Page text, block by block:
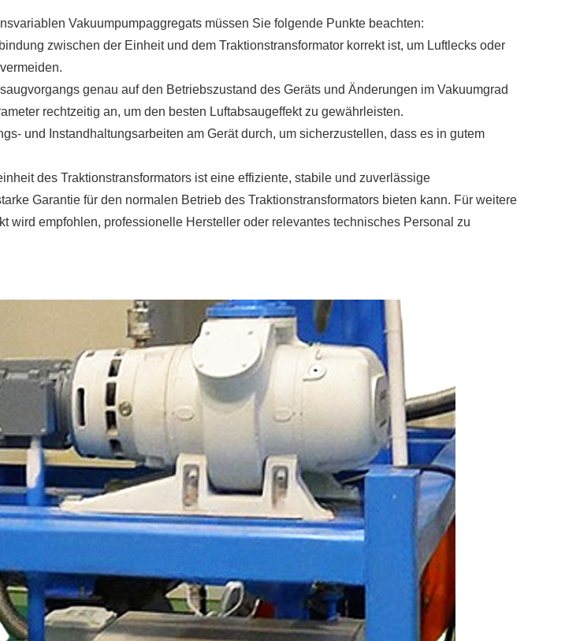
Vakuumpumpaggregats müssen Sie folgende Punkte beachten:
zwischen der Einheit und dem Traktionstransformator korrekt ist, um Luftlecks oder
genau auf den Betriebszustand des Geräts und Änderungen im Vakuumgrad
rechtzeitig an, um den besten Luftabsaugeffekt zu gewährleisten.
und Instandhaltungsarbeiten am Gerät durch, um sicherzustellen, dass es in gutem
des Traktionstransformators ist eine effiziente, stabile und zuverlässige
Garantie für den normalen Betrieb des Traktionstransformators bieten kann. Für weitere
wird empfohlen, professionelle Hersteller oder relevantes technisches Personal zu